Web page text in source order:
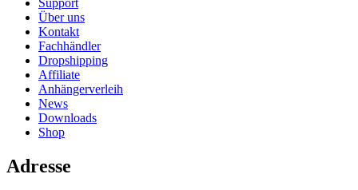
Über uns
Kontakt
Fachhändler
Dropshipping
Affiliate
Anhängerverleih
News
Downloads
Shop
Adresse